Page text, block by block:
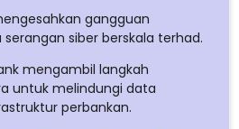
gangguan
siber berskala terhad.
mengambil langkah
untuk melindungi data
perbankan.